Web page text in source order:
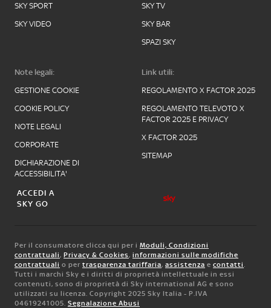
SKY SPORT
SKY VIDEO
SKY TV
SKY BAR
SPAZI SKY
Note legali:
GESTIONE COOKIE
COOKIE POLICY
NOTE LEGALI
CORPORATE
DICHIARAZIONE DI
ACCESSIBILITA'
Link utili:
REGOLAMENTO X FACTOR 2025
REGOLAMENTO TELEVOTO X
FACTOR 2025 E PRIVACY
X FACTOR 2025
SITEMAP
ACCEDI A
SKY GO
Per il consumatore clicca qui per i Moduli, Condizioni
contrattuali, Privacy & Cookies, informazioni sulle modifiche
contrattuali o per trasparenza tariffaria, assistenza e contatti.
Tutti i marchi Sky e i diritti di proprietà intellettuale in essi
contenuti, sono di proprietà di Sky international AG e sono
utilizzati su licenza. Copyright 2025 Sky Italia - P.IVA
04619241005. Segnalazione Abusi